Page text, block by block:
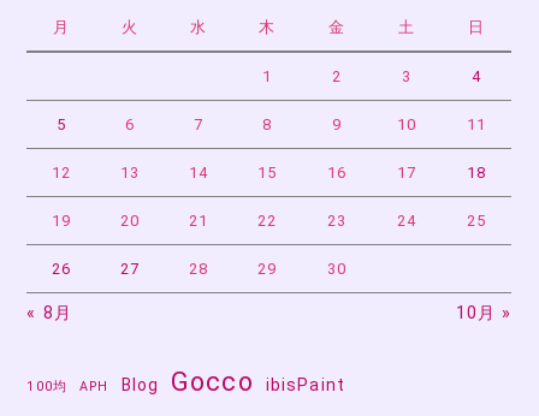
月 火 水 木 金 土 日
1 2 3 4
5 6 7 8 9 10 11
12 13 14 15 16 17 18
19 20 21 22 23 24 25
26 27 28 29 30
« 8月 10月 »
100均 APH Blog Gocco ibisPaint